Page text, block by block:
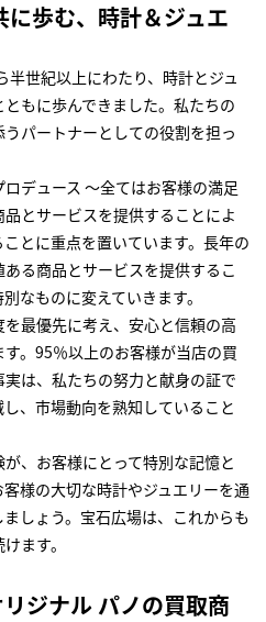
歩む、時計＆ジュエ
世紀以上にわたり、時計とジュ
もに歩んできました。私たちの
パートナーとしての役割を担っ
デュース ～全てはお客様の満足
とサービスを提供することによ
とに重点を置いています。長年の
る商品とサービスを提供するこ
なものに変えていきます。
最優先に考え、安心と信頼の高
。95％以上のお客様が当店の買
は、私たちの努力と献身の証で
、市場動向を熟知していること
、お客様にとって特別な記憶と
様の大切な時計やジュエリーを通
しょう。宝石広場は、これからも
ます。
ジナル パノの買取商